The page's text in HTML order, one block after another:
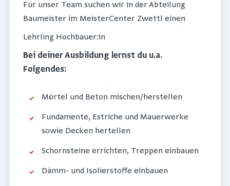
Für unser Team suchen wir in der Abteilung
Baumeister im MeisterCenter Zwettl einen
Lehrling Hochbauer:in
Bei deiner Ausbildung lernst du u.a.
Folgendes:
Mörtel und Beton mischen/herstellen
Fundamente, Estriche und Mauerwerke
sowie Decken hertellen
Schornsteine errichten, Treppen einbauen
Dämm- und Isolierstoffe einbauen